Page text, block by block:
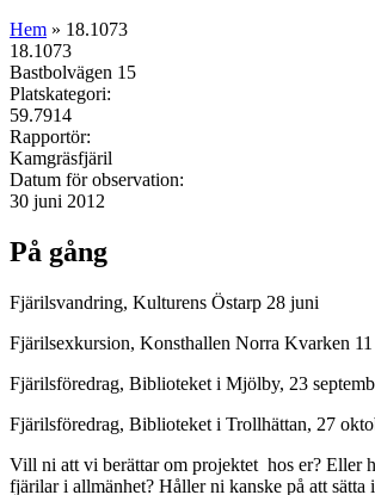
Hem » 18.1073
18.1073
Bastbolvägen 15
Platskategori:
59.7914
Rapportör:
Kamgräsfjäril
Datum för observation:
30 juni 2012
På gång
Fjärilsvandring, Kulturens Östarp 28 juni
Fjärilsexkursion, Konsthallen Norra Kvarken
Fjärilsföredrag, Biblioteket i Mjölby, 23
Fjärilsföredrag, Biblioteket i Trollhättan, 27
Vill ni att vi berättar om projektet hos er? Eller
fjärilar i allmänhet? Håller ni kanske på att sätta